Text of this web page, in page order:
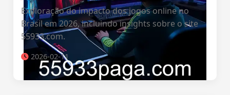
Exploração do impacto dos jogos online no
Brasil em 2026, incluindo insights sobre o site
55933.com.
2026-02-11